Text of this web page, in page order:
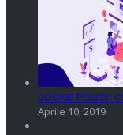
COOKIE POLICY:
Aprile 10, 2019